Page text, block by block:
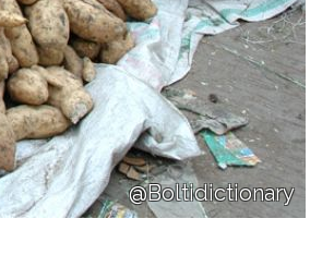
@Boltidictionary